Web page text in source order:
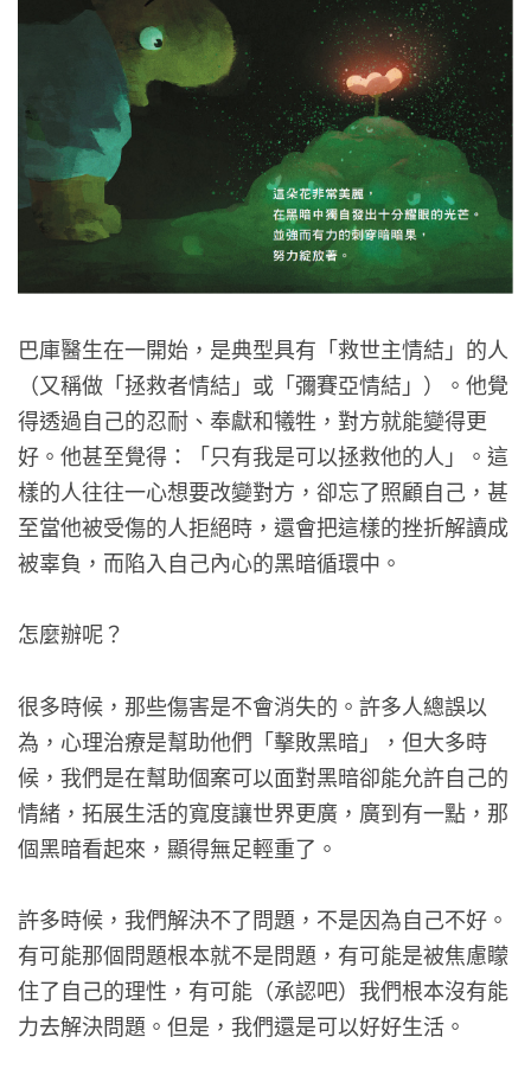
巴庫醫生在一開始，是典型具有「救世主情結」的人
（又稱做「拯救者情結」或「彌賽亞情結」）。他覺
得透過自己的忍耐、奉獻和犧牲，對方就能變得更
好。他甚至覺得：「只有我是可以拯救他的人」。這
樣的人往往一心想要改變對方，卻忘了照顧自己，甚
至當他被受傷的人拒絕時，還會把這樣的挫折解讀成
被辜負，而陷入自己內心的黑暗循環中。
怎麼辦呢？
很多時候，那些傷害是不會消失的。許多人總誤以
為，心理治療是幫助他們「擊敗黑暗」，但大多時
候，我們是在幫助個案可以面對黑暗卻能允許自己的
情緒，拓展生活的寬度讓世界更廣，廣到有一點，那
個黑暗看起來，顯得無足輕重了。
許多時候，我們解決不了問題，不是因為自己不好。
有可能那個問題根本就不是問題，有可能是被焦慮矇
住了自己的理性，有可能（承認吧）我們根本沒有能
力去解決問題。但是，我們還是可以好好生活。